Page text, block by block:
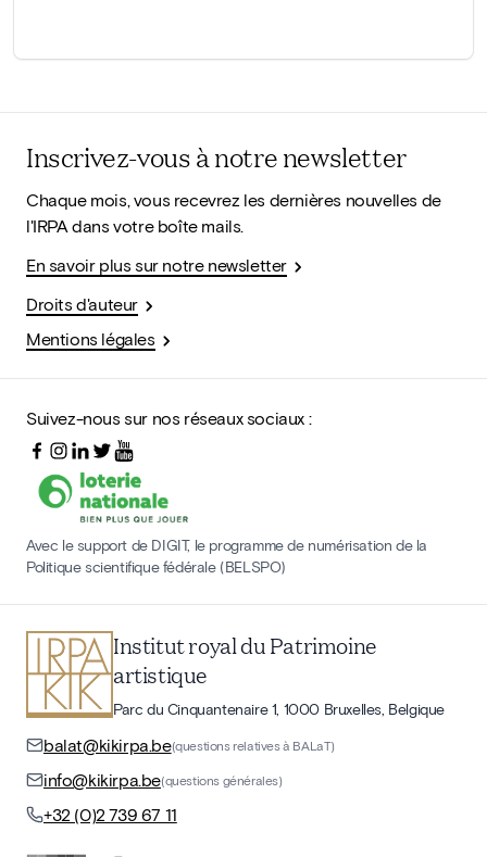
Inscrivez-vous à notre newsletter
Chaque mois, vous recevrez les dernières nouvelles de
l'IRPA dans votre boîte mails.
En savoir plus sur notre newsletter
Droits d'auteur
Mentions légales
Suivez-nous sur nos réseaux sociaux :
Avec le support de DIGIT, le programme de numérisation de la
Politique scientifique fédérale (BELSPO)
Institut royal du Patrimoine
artistique
Parc du Cinquantenaire 1, 1000 Bruxelles, Belgique
balat@kikirpa.be(questions relatives à BALaT)
info@kikirpa.be(questions générales)
+32 (0)2 739 67 11